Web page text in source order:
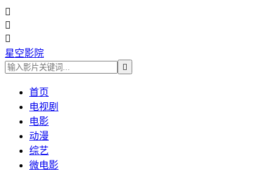



星空影院

首页
电视剧
电影
动漫
综艺
微电影